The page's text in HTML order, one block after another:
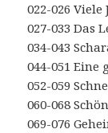
022-026
027-033 Das
034-043
044-051
052-059
060-068
069-076